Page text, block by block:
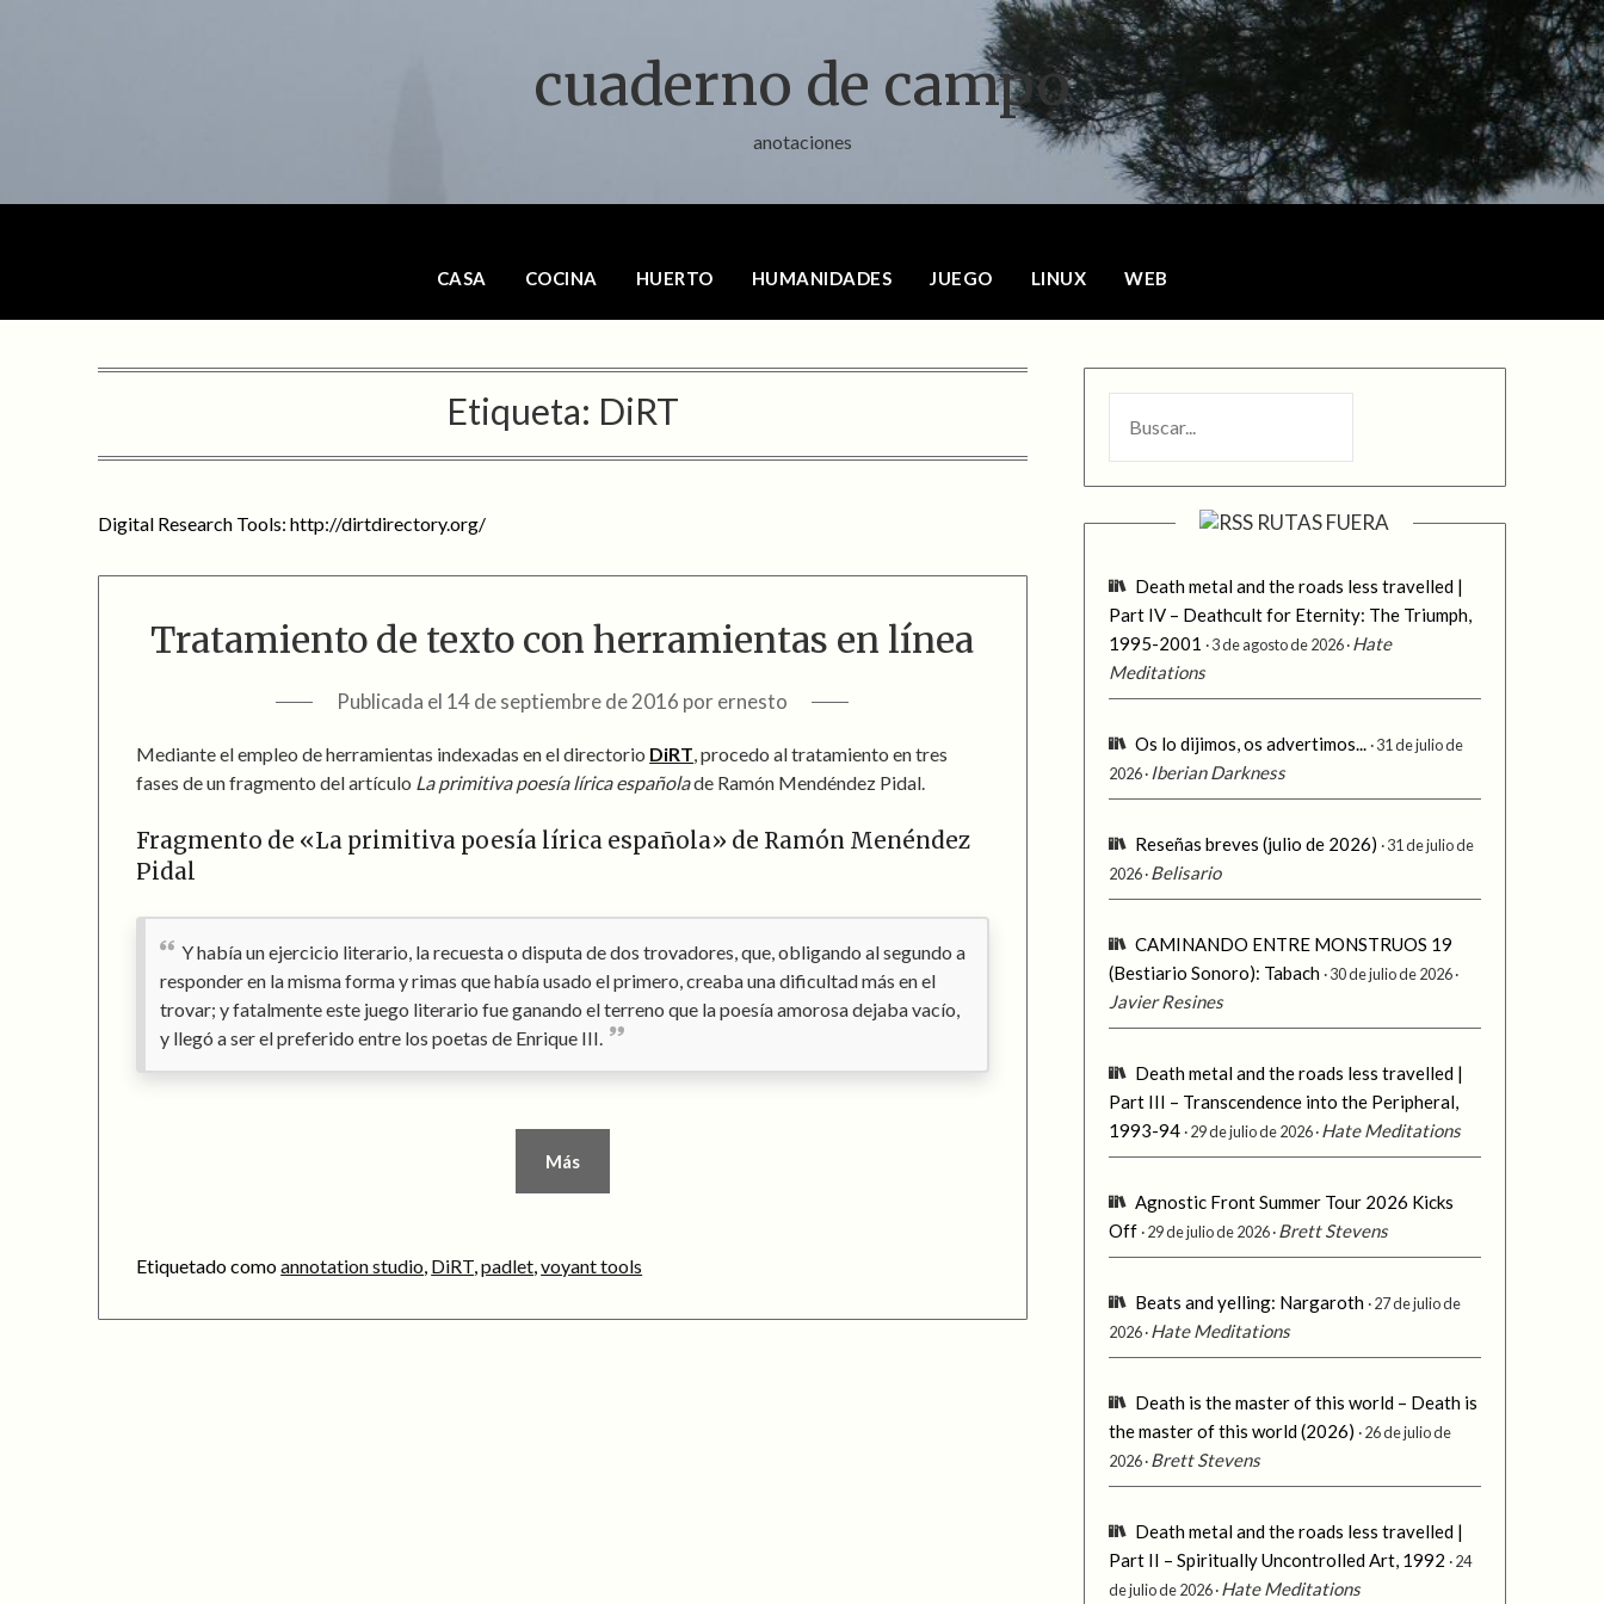
cuaderno de campo
anotaciones
CASA COCINA HUERTO HUMANIDADES JUEGO LINUX WEB
Etiqueta: DiRT
Digital Research Tools: http://dirtdirectory.org/
Tratamiento de texto con herramientas en línea
Publicada el 14 de septiembre de 2016 porernesto
Mediante el empleo de herramientas indexadas en el directorio DiRT, procedo al tratamiento en tres
fases de un fragmento del artículo La primitiva poesía lírica españolade Ramón Mendéndez Pidal.
Fragmento de «La primitiva poesía lírica española» de Ramón Menéndez
Pidal
Y había un ejercicio literario, la recuesta o disputa de dos trovadores, que, obligando al segundo a
responder en la misma forma y rimas que había usado el primero, creaba una dificultad más en el
trovar; y fatalmente este juego literario fue ganando el terreno que la poesía amorosa dejaba vacío,
y llegó a ser el preferido entre los poetas de Enrique III.
Más
Etiquetado comoannotation studio, DiRT,padlet,voyant tools
RUTAS FUERA
Death metal and the roads less travelled |
Part IV – Deathcult for Eternity: The Triumph,
1995-2001
3 de agosto de 2026 Hate
Meditations
Os lo dijimos, os advertimos... 31 de julio de
2026 Iberian Darkness
Reseñas breves (julio de 2026)
31 de julio de
2026 Belisario
CAMINANDO ENTRE MONSTRUOS 19
(Bestiario Sonoro): Tabach 30 de julio de 2026
Javier Resines
Death metal and the roads less travelled |
Part III – Transcendence into the Peripheral,
1993-94 29 de julio de 2026 Hate Meditations
Agnostic Front Summer Tour 2026 Kicks
Off 29 de julio de 2026 Brett Stevens
Beats and yelling: Nargaroth 27 de julio de
2026 Hate Meditations
Death is the master of this world – Death is
the master of this world (2026)
26 de julio de
2026 Brett Stevens
Death metal and the roads less travelled |
Part II – Spiritually Uncontrolled Art, 1992
24
de julio de 2026 Hate Meditations